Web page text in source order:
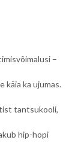
–
käia ka ujumas.
tantsukooli,
hip-hopi